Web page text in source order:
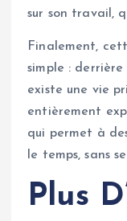
sur son travail,
Finalement,
simple : derrière
existe une vie
entièrement
qui permet à
le temps, sans
Plus